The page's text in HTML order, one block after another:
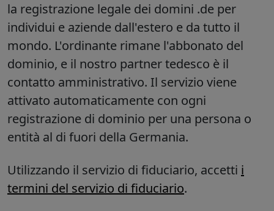
la registrazione legale dei domini .de per
individui e aziende dall'estero e da tutto il
mondo. L'ordinante rimane l'abbonato del
dominio, e il nostro partner tedesco è il
contatto amministrativo. Il servizio viene
attivato automaticamente con ogni
registrazione di dominio per una persona o
entità al di fuori della Germania.
Utilizzando il servizio di fiduciario, accetti i
termini del servizio di fiduciario.